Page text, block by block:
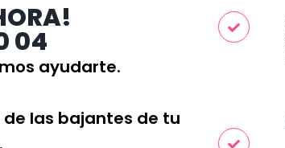
04
ayudarte.
las bajantes de tu